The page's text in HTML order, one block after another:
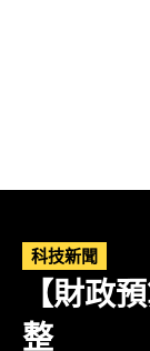
科技新聞
【財政
整